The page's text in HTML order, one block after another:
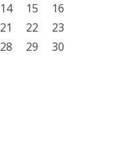
14 15
16
21 22
23
28 29
30